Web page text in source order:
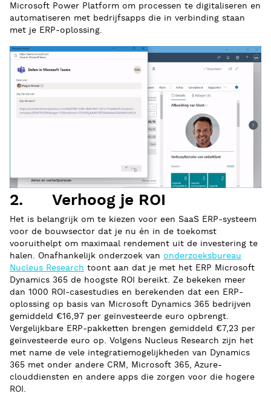
Microsoft Power Platform om processen te digitaliseren en
automatiseren met bedrijfsapps die in verbinding staan
met je ERP-oplossing.
2. Verhoog je ROI
Het is belangrijk om te kiezen voor een SaaS ERP-systeem
voor de bouwsector dat je nu én in de toekomst
vooruithelpt om maximaal rendement uit de investering te
halen. Onafhankelijk onderzoek van onderzoeksbureau
Nucleus Research toont aan dat je met het ERP Microsoft
Dynamics 365 de hoogste ROI bereikt. Ze bekeken meer
dan 1000 ROI-casestudies en berekenden dat een ERP-
oplossing op basis van Microsoft Dynamics 365 bedrijven
gemiddeld €16,97 per geïnvesteerde euro opbrengt.
Vergelijkbare ERP-pakketten brengen gemiddeld €7,23 per
geïnvesteerde euro op. Volgens Nucleus Research zijn het
met name de vele integratiemogelijkheden van Dynamics
365 met onder andere CRM, Microsoft 365, Azure-
clouddiensten en andere apps die zorgen voor die hogere
ROI.